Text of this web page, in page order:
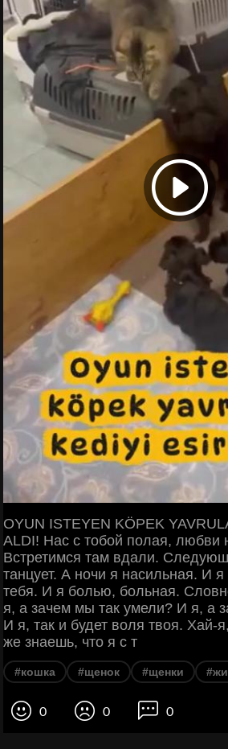
OYUN ISTEYEN KÖPEK
ALDI! Нас с тобой полая, любви
Встретимся там вдали.
танцует. А ночи я насильная. И
тебя. И я болью, больная.
я, а зачем мы так умели? И я, а
И я, так и будет воля твоя. Хай-
же знаешь, что я с т
#кошка #щенок #щенки
0 0 0